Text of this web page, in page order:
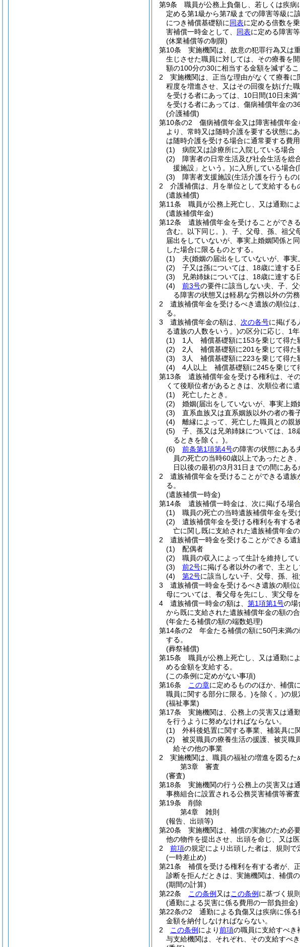
第9条
職員が公務上負傷し、若しくは疾
定める第1級から第7級までの障害等級に
につき補償基礎額に同表に定める倍数を
害補償一時金として、 同表に定める障害
(休業補償等の制限)
第10条
実施機関は、故意の犯罪行為又は
生じさせた職員に対しては、その療養を
額の100分の30に相当する金額を減ずるこ
2
実施機関は、正当な理由がなくて療養
程度を増進させ、又はその回復を妨げた
を受ける者にあっては、10日間(10日未満
を受ける者にあっては、傷病補償年金の
(介護補償)
第10条の2
傷病補償年金又は障害補償年
より、常時又は随時介護を要する状態に
は随時介護を受ける場合に通常要する費
(1)
病院又は診療所に入院している場合
(2)
障害者の日常生活及び社会生活を総
援施設」という。)に入所している場合(
(3)
障害者支援施設(生活介護を行うもの
2
介護補償は、月を単位として支給するも
(遺族補償)
第11条
職員が公務上死亡し、又は通勤に
(遺族補償年金)
第12条
遺族補償年金を受けることができ
含む。以下同じ。) 、子、父母、孫、祖
届出をしていないが、事実上婚姻関係と
した場合に限るものとする。
(1)
夫(婚姻の届出をしていないが、事
(2)
子又は孫については、18歳に達する
(3)
兄弟姉妹については、18歳に達する
(4)
前3号の要件に該当しない夫、子、
る障害の状態又は軽易な労務以外の労
2
遺族補償年金を受けるべき遺族の順位
る。
3
遺族補償年金の額は、 次の各号に掲げる
る遺族の人数をいう。)の区分に応じ、1年
(1)
1人 補償基礎額に153を乗じて得た
(2)
2人 補償基礎額に201を乗じて得た
(3)
3人 補償基礎額に223を乗じて得た
(4)
4人以上 補償基礎額に245を乗じて
第13条
遺族補償年金を受ける権利は、そ
くて後順位者があるときは、次順位者に
(1)
死亡したとき。
(2)
婚姻(届出をしていないが、事実上
(3)
直系血族又は直系姻族以外の者の養
(4)
離縁によって、死亡した職員との親
(5)
子、孫又は兄弟姉妹については、18
るときを除く。)。
(6)
前条第1項第4号の障害の状態にある
員の死亡の当時60歳以上であったとき
日以後の最初の3月31日までの間にあ
2
遺族補償年金を受けることができる遺族
る。
(遺族補償一時金)
第14条
遺族補償一時金は、次に掲げる場
(1)
職員の死亡の当時遺族補償年金を受
(2)
遺族補償年金を受ける権利を有する
亡に関し既に支給された遺族補償年金
2
遺族補償一時金を受けることができる
(1)
配偶者
(2)
職員の収入によって生計を維持して
(3)
前2号に掲げる者以外の者で、主と
(4)
第2号に該当しない子、父母、孫、
3
遺族補償一時金を受けるべき遺族の順位
母については、養父母を先にし、実父母を
4
遺族補償一時金の額は、 第1項第1号の場
から既に支給された遺族補償年金の額の
(年金たる補償の額の端数処理)
第14条の2
年金たる補償の額に50円未満
する。
(葬祭補償)
第15条
職員が公務上死亡し、又は通勤に
める金額を支給する。
(この条例に定めがない事項)
第16条
この章に定めるもののほか、補償
職員に関する部分に限る。)を除く。)の規
(福祉事業)
第17条
実施機関は、公務上の災害又は通
を行うように努めなければならない。
(1)
外科後処置に関する事業、補装具に
(2)
被災職員の療養生活の援護、被災職
給その他の事業
2
実施機関は、職員の福祉の増進を図るた
第3章
審査
(審査)
第18条
実施機関の行う公務上の災害又は
事務組合に設置される公務災害補償等審
第19条
削除
第4章
雑則
(報告、出頭等)
第20条
実施機関は、補償の実施のため必
他の物件を提出させ、出頭を命じ、又は
2
前項の規定により出頭した者は、規則で
(一時差止め)
第21条
補償を受ける権利を有する者が、
診断を拒んだときは、実施機関は、補償
(期間の計算)
第22条
この条例 又はこの条例 に基づく規
(通勤による災害に係る費用の一部負担金)
第22条の2
通勤による負傷又は疾病に係
金額を納付しなければならない。
2
この条例 により前項の職員に支給すべき
与支給機関は、それぞれ、その支給すべ